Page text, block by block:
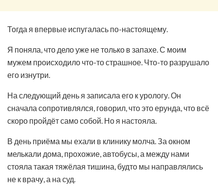
Тогда я впервые испугалась по-настоящему.
Я поняла, что дело уже не только в запахе. С моим
мужем происходило что-то страшное. Что-то разрушало
его изнутри.
На следующий день я записала его к урологу. Он
сначала сопротивлялся, говорил, что это ерунда, что всё
скоро пройдёт само собой. Но я настояла.
В день приёма мы ехали в клинику молча. За окном
мелькали дома, прохожие, автобусы, а между нами
стояла такая тяжёлая тишина, будто мы направлялись
не к врачу, а на суд.